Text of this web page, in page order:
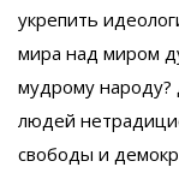
укрепить
мира над миром
мудрому народу?
людей
свободы и